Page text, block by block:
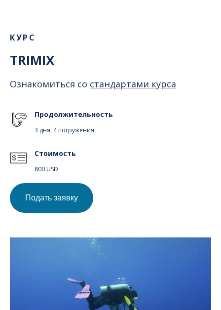
КУРС
TRIMIX
Ознакомиться со стандартами курса
Продолжительность
3 дня, 4 погружения
Стоимость
800 USD
Подать заявку